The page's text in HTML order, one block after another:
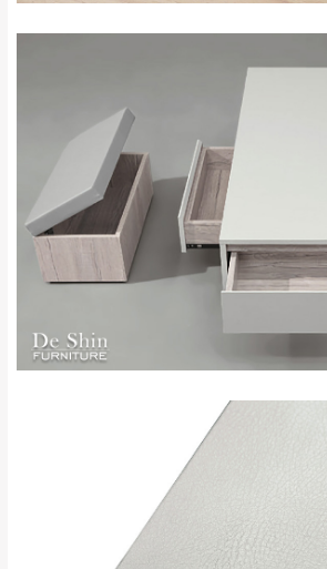
NT$500元
＊A108產品另收運費
苗栗
$ 9,000以上：免
運費
$ 9,000以下：
NT$500元
＊A108產品另收運費
到貨時間：指定送貨日當天以
台北市、新北市地區固定每周(三)
暫無配送地區
彰化、南投、雲
快速到貨商品，無法指定特
天在家等貨，以節省您的寶貴
由於百貨公司配送較為不易
至百貨公司內部。
發票寄送：
若您選擇三聯式或索取兩聯式發票
完成出貨15個工作天另行寄出，另
退換貨說明：
公司客服人員，我們將為您
皆由本站負責，所有退回及
是全新狀態且完整包裝，床
類產品需為未拆封狀態(請保
包裝、廠商紙及所有附隨文
性)，若未依照上述方式處理